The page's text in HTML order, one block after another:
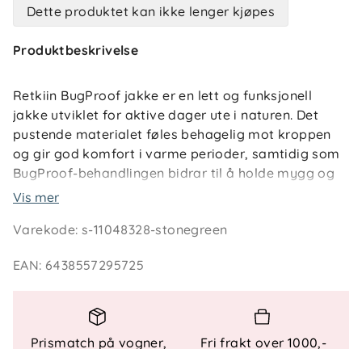
Dette produktet kan ikke lenger kjøpes
Produktbeskrivelse
Retkiin BugProof jakke er en lett og funksjonell
jakke utviklet for aktive dager ute i naturen. Det
pustende materialet føles behagelig mot kroppen
og gir god komfort i varme perioder, samtidig som
BugProof-behandlingen bidrar til å holde mygg og
flått på avstand. Jakken passer godt til lek i skog
barnet er i bevegelse.
Den avtakbare hetten løsner lett for trygg lek, og to
samles underveis. Refleksdetaljer bidrar til bedre
synlighet når lyset blir svakere. Jakke BugProof
Vis mer
Varekode:s-11048328-stonegreen
EAN: 6438557295725
Prismatch på vogner,
Fri frakt over 1000,-